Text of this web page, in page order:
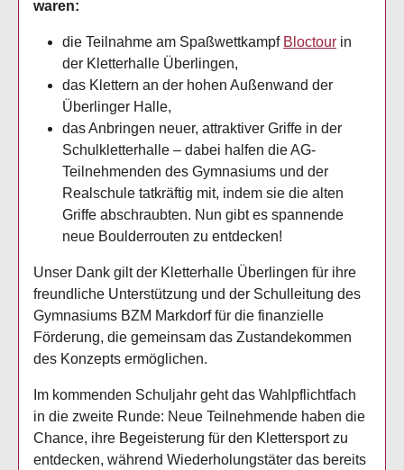
waren:
die Teilnahme am Spaßwettkampf Bloctour in
der Kletterhalle Überlingen,
das Klettern an der hohen Außenwand der
Überlinger Halle,
das Anbringen neuer, attraktiver Griffe in der
Schulkletterhalle – dabei halfen die AG-
Teilnehmenden des Gymnasiums und der
Realschule tatkräftig mit, indem sie die alten
Griffe abschraubten. Nun gibt es spannende
neue Boulderrouten zu entdecken!
Unser Dank gilt der Kletterhalle Überlingen für ihre
freundliche Unterstützung und der Schulleitung des
Gymnasiums BZM Markdorf für die finanzielle
Förderung, die gemeinsam das Zustandekommen
des Konzepts ermöglichen.
Im kommenden Schuljahr geht das Wahlpflichtfach
in die zweite Runde: Neue Teilnehmende haben die
Chance, ihre Begeisterung für den Klettersport zu
entdecken, während Wiederholungstäter das bereits